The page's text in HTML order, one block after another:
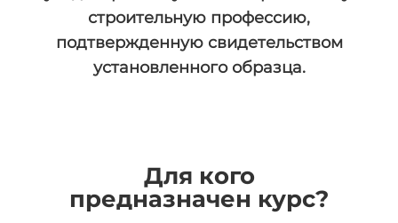
строительную профессию,
подтвержденную свидетельством
установленного образца.
Для кого
предназначен курс?